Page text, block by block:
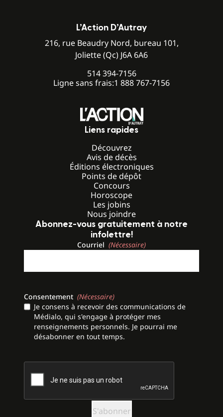
L’Action D’Autray
216, rue Beaudry Nord, bureau 101,
Joliette (Qc) J6A 6A6
514 394-7156
Ligne sans frais:1 888 767-7156
Liens rapides
Découvrez
Avis de décès
Éditions électroniques
Points de dépôt
Concours
Horoscope
Les jobins
Nous joindre
Abonnez-vous gratuitement à notre
infolettre!
Courriel (Nécessaire)
Consentement (Nécessaire)
Je consens à recevoir des communications de
Médialo, qui s'engage à protéger mes
renseignements personnels. Je pourrai me
désabonner en tout temps.
CAPTCHA